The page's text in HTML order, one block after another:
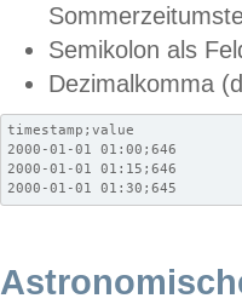
Semikolon als
Dezimalkomma
timestamp;value
2000-01-01 01:00;646
2000-01-01 01:15;646
2000-01-01 01:30;645